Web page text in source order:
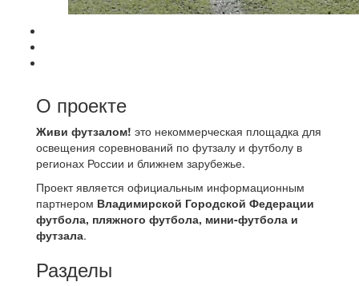
О проекте
Живи футзалом! это некоммерческая площадка для
освещения соревнований по футзалу и футболу в
регионах России и ближнем зарубежье.
Проект является официальным информационным
партнером Владимирской Городской Федерации
футбола, пляжного футбола, мини-футбола и
футзала.
Разделы